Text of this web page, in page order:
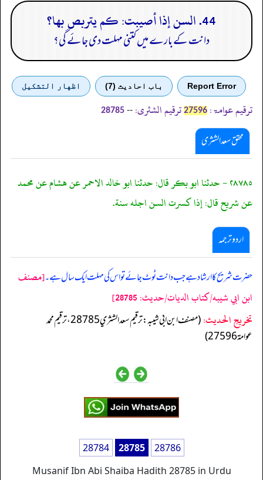
44. السن إذا أصيبت: كم يتربص بها؟
دانت کے بارے میں کتنی مہلت دی جائے گی؟
Report Error باب احادیث (7) اظهار التشكيل
ترقیم عوامۃ: 27596 ترقیم الشثری: --
28785
محقق سعد الشثری
٢٨٧٨٥ - حدثنا ابو بكر قال: حدثنا ابو خالد الاحمر عن هشام عن محمد
عن شريح قال: إذا كسرت السن اجله سنة.
اردو ترجمہ
حضرت شریح کا ارشاد ہے جب دانت ٹوٹ جائے تو ا س کی مہلت ایک سال ہے۔[مصنف
ابن ابي شيبه/كتاب الديات/حدیث: 28785]
تخریج الحدیث:
(مصنف ابن ابي شيبه: ترقيم سعد الشثري 28785، ترقيم محمد
عوامة 27596)
28784 28785
28786
Musanif Ibn Abi Shaiba Hadith 28785 in Urdu